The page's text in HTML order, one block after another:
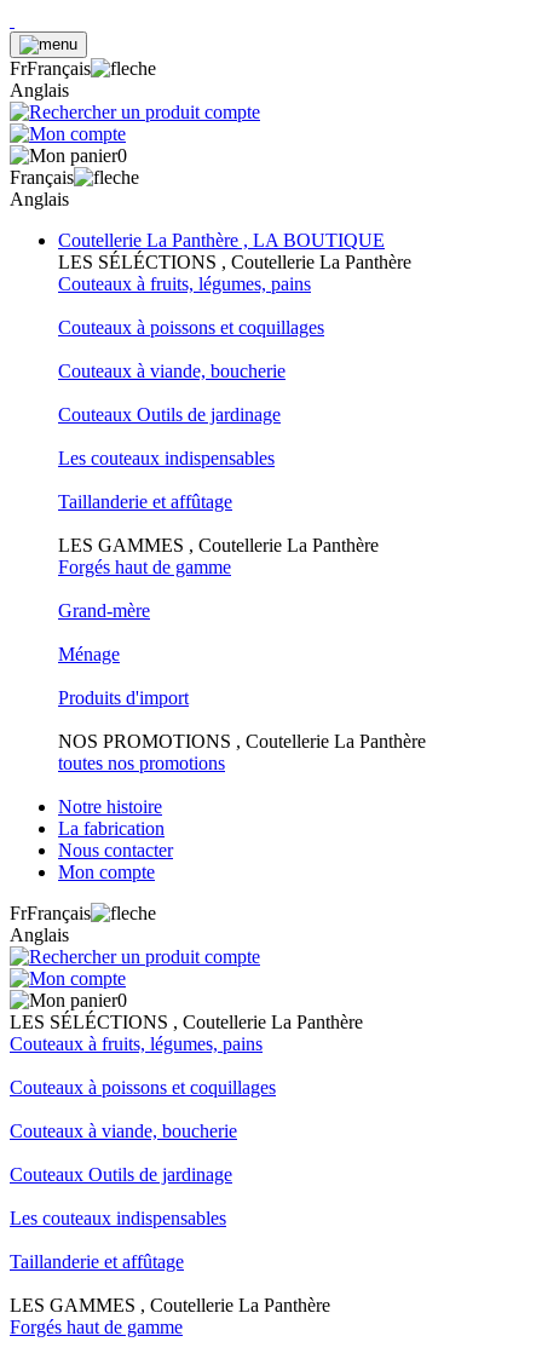
FrFrançais
Anglais
0
Français
Anglais
Coutellerie La Panthère , LA BOUTIQUE
LES SÉLÉCTIONS , Coutellerie La Panthère
Couteaux à fruits, légumes, pains
Couteaux à poissons et coquillages
Couteaux à viande, boucherie
Couteaux Outils de jardinage
Les couteaux indispensables
Taillanderie et affûtage
LES GAMMES , Coutellerie La Panthère
Forgés haut de gamme
Grand-mère
Ménage
Produits d'import
NOS PROMOTIONS , Coutellerie La Panthère
toutes nos promotions
Notre histoire
La fabrication
Nous contacter
Mon compte
FrFrançais
Anglais
0
LES SÉLÉCTIONS , Coutellerie La Panthère
Couteaux à fruits, légumes, pains
Couteaux à poissons et coquillages
Couteaux à viande, boucherie
Couteaux Outils de jardinage
Les couteaux indispensables
Taillanderie et affûtage
LES GAMMES , Coutellerie La Panthère
Forgés haut de gamme